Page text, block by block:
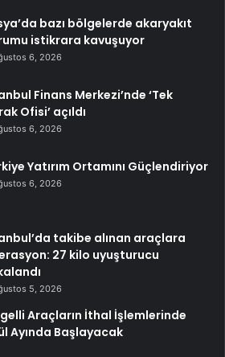
bazı bölgelerde akaryakıt
istikrara kavuşuyor
6, 2026
Finans Merkezi’nde ‘Tek
Ofisi’ açıldı
6, 2026
Yatırım Ortamını Güçlendiriyor
6, 2026
takibe alınan araçlara
27 kilo uyuşturucu
5, 2026
Araçların İthal İşlemlerinde
Ayında Başlayacak